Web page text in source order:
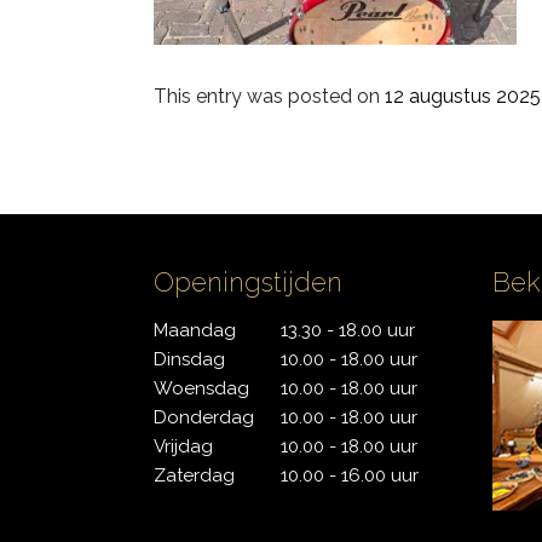
PDP
Pearl
Tama
Yamaha
This entry was posted on 12 augustus 2025
Openingstijden
Maandag
Dinsdag
Woensdag
Donderdag
Vrijdag
Zaterdag
13.30 - 18.00 uur
10.00 - 18.00 uur
10.00 - 18.00 uur
10.00 - 18.00 uur
10.00 - 18.00 uur
10.00 - 16.00 uur